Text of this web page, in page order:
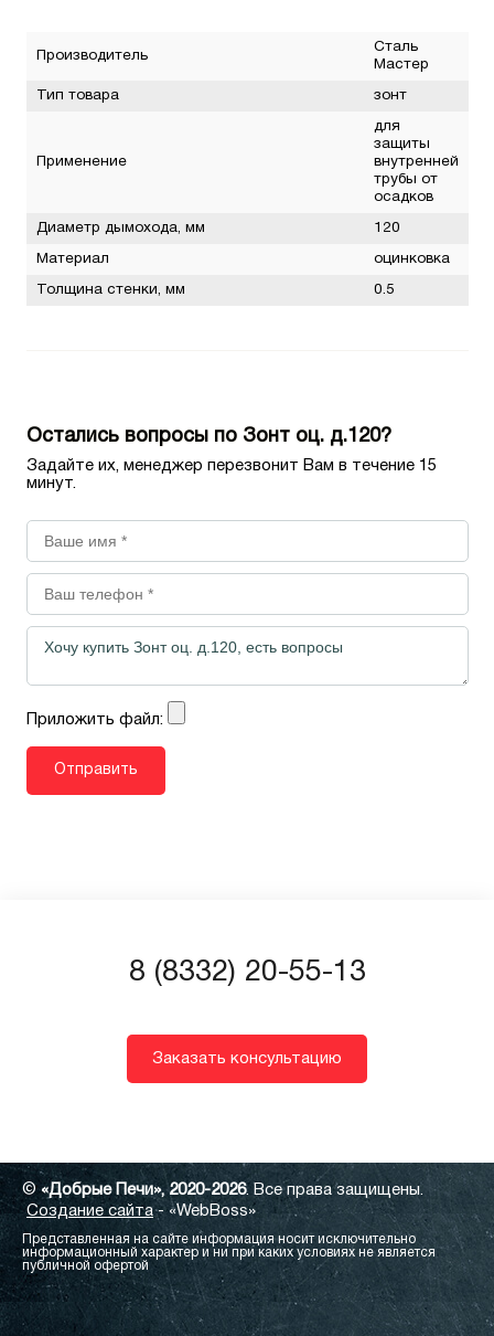
Производитель
Сталь
Мастер
Тип товара зонт
Применение
для
защиты
внутренней
трубы от
осадков
Диаметр дымохода, мм 120
Материал оцинковка
Толщина стенки, мм 0.5
Остались вопросы по Зонт оц. д.120?
Задайте их, менеджер перезвонит Вам в течение 15
минут.
Приложить файл:
8 (8332) 20-55-13
Заказать консультацию
©«Добрые Печи», 2020-2026. Все права защищены.
Создание сайта- «WebBoss»
Представленная на сайте информация носит исключительно
информационный характер и ни при каких условиях не является
публичной офертой